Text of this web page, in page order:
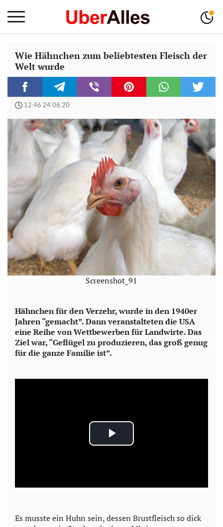
Wie Hähnchen zum beliebtesten Fleisch der
Welt wurde
12:46 24.06.20
Screenshot_91
Hähnchen für den Verzehr, wurde in den 1940er
Jahren “gemacht”. Dann veranstalteten die USA
eine Reihe von Wettbewerben für Landwirte. Das
Ziel war, “Geflügel zu produzieren, das groß genug
für die ganze Familie ist”.
P
a
Es musste ein Huhn sein, dessen Brustfleisch so dick